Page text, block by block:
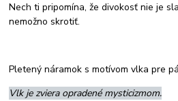
Nech ti pripomína, že divokosť nie je
nemožno skrotiť.
Pletený náramok s motívom vlka pre
Vlk je zviera opradené mysticizmom.